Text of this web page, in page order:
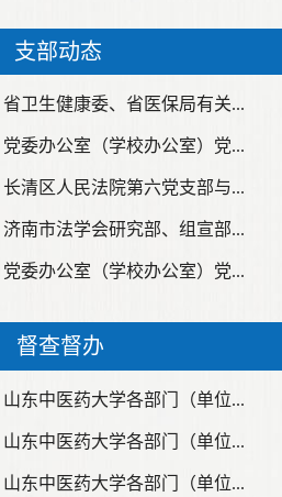
支部动态
省卫生健康委、省医保局有关...
党委办公室（学校办公室）党...
长清区人民法院第六党支部与...
济南市法学会研究部、组宣部...
党委办公室（学校办公室）党...
督查督办
山东中医药大学各部门（单位...
山东中医药大学各部门（单位...
山东中医药大学各部门（单位...